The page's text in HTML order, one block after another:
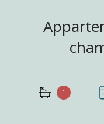
Appartement 3
1